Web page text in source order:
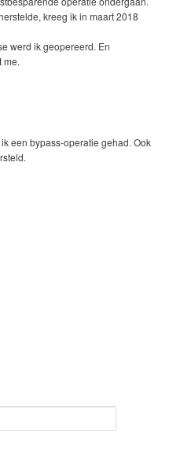
kreeg ik in maart 2018
werd ik geopereerd. En
me.
een bypass-operatie gehad. Ook